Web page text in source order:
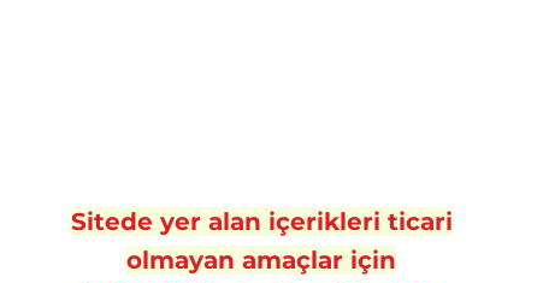
Sitede yer alan içerikleri ticari
olmayan amaçlar için